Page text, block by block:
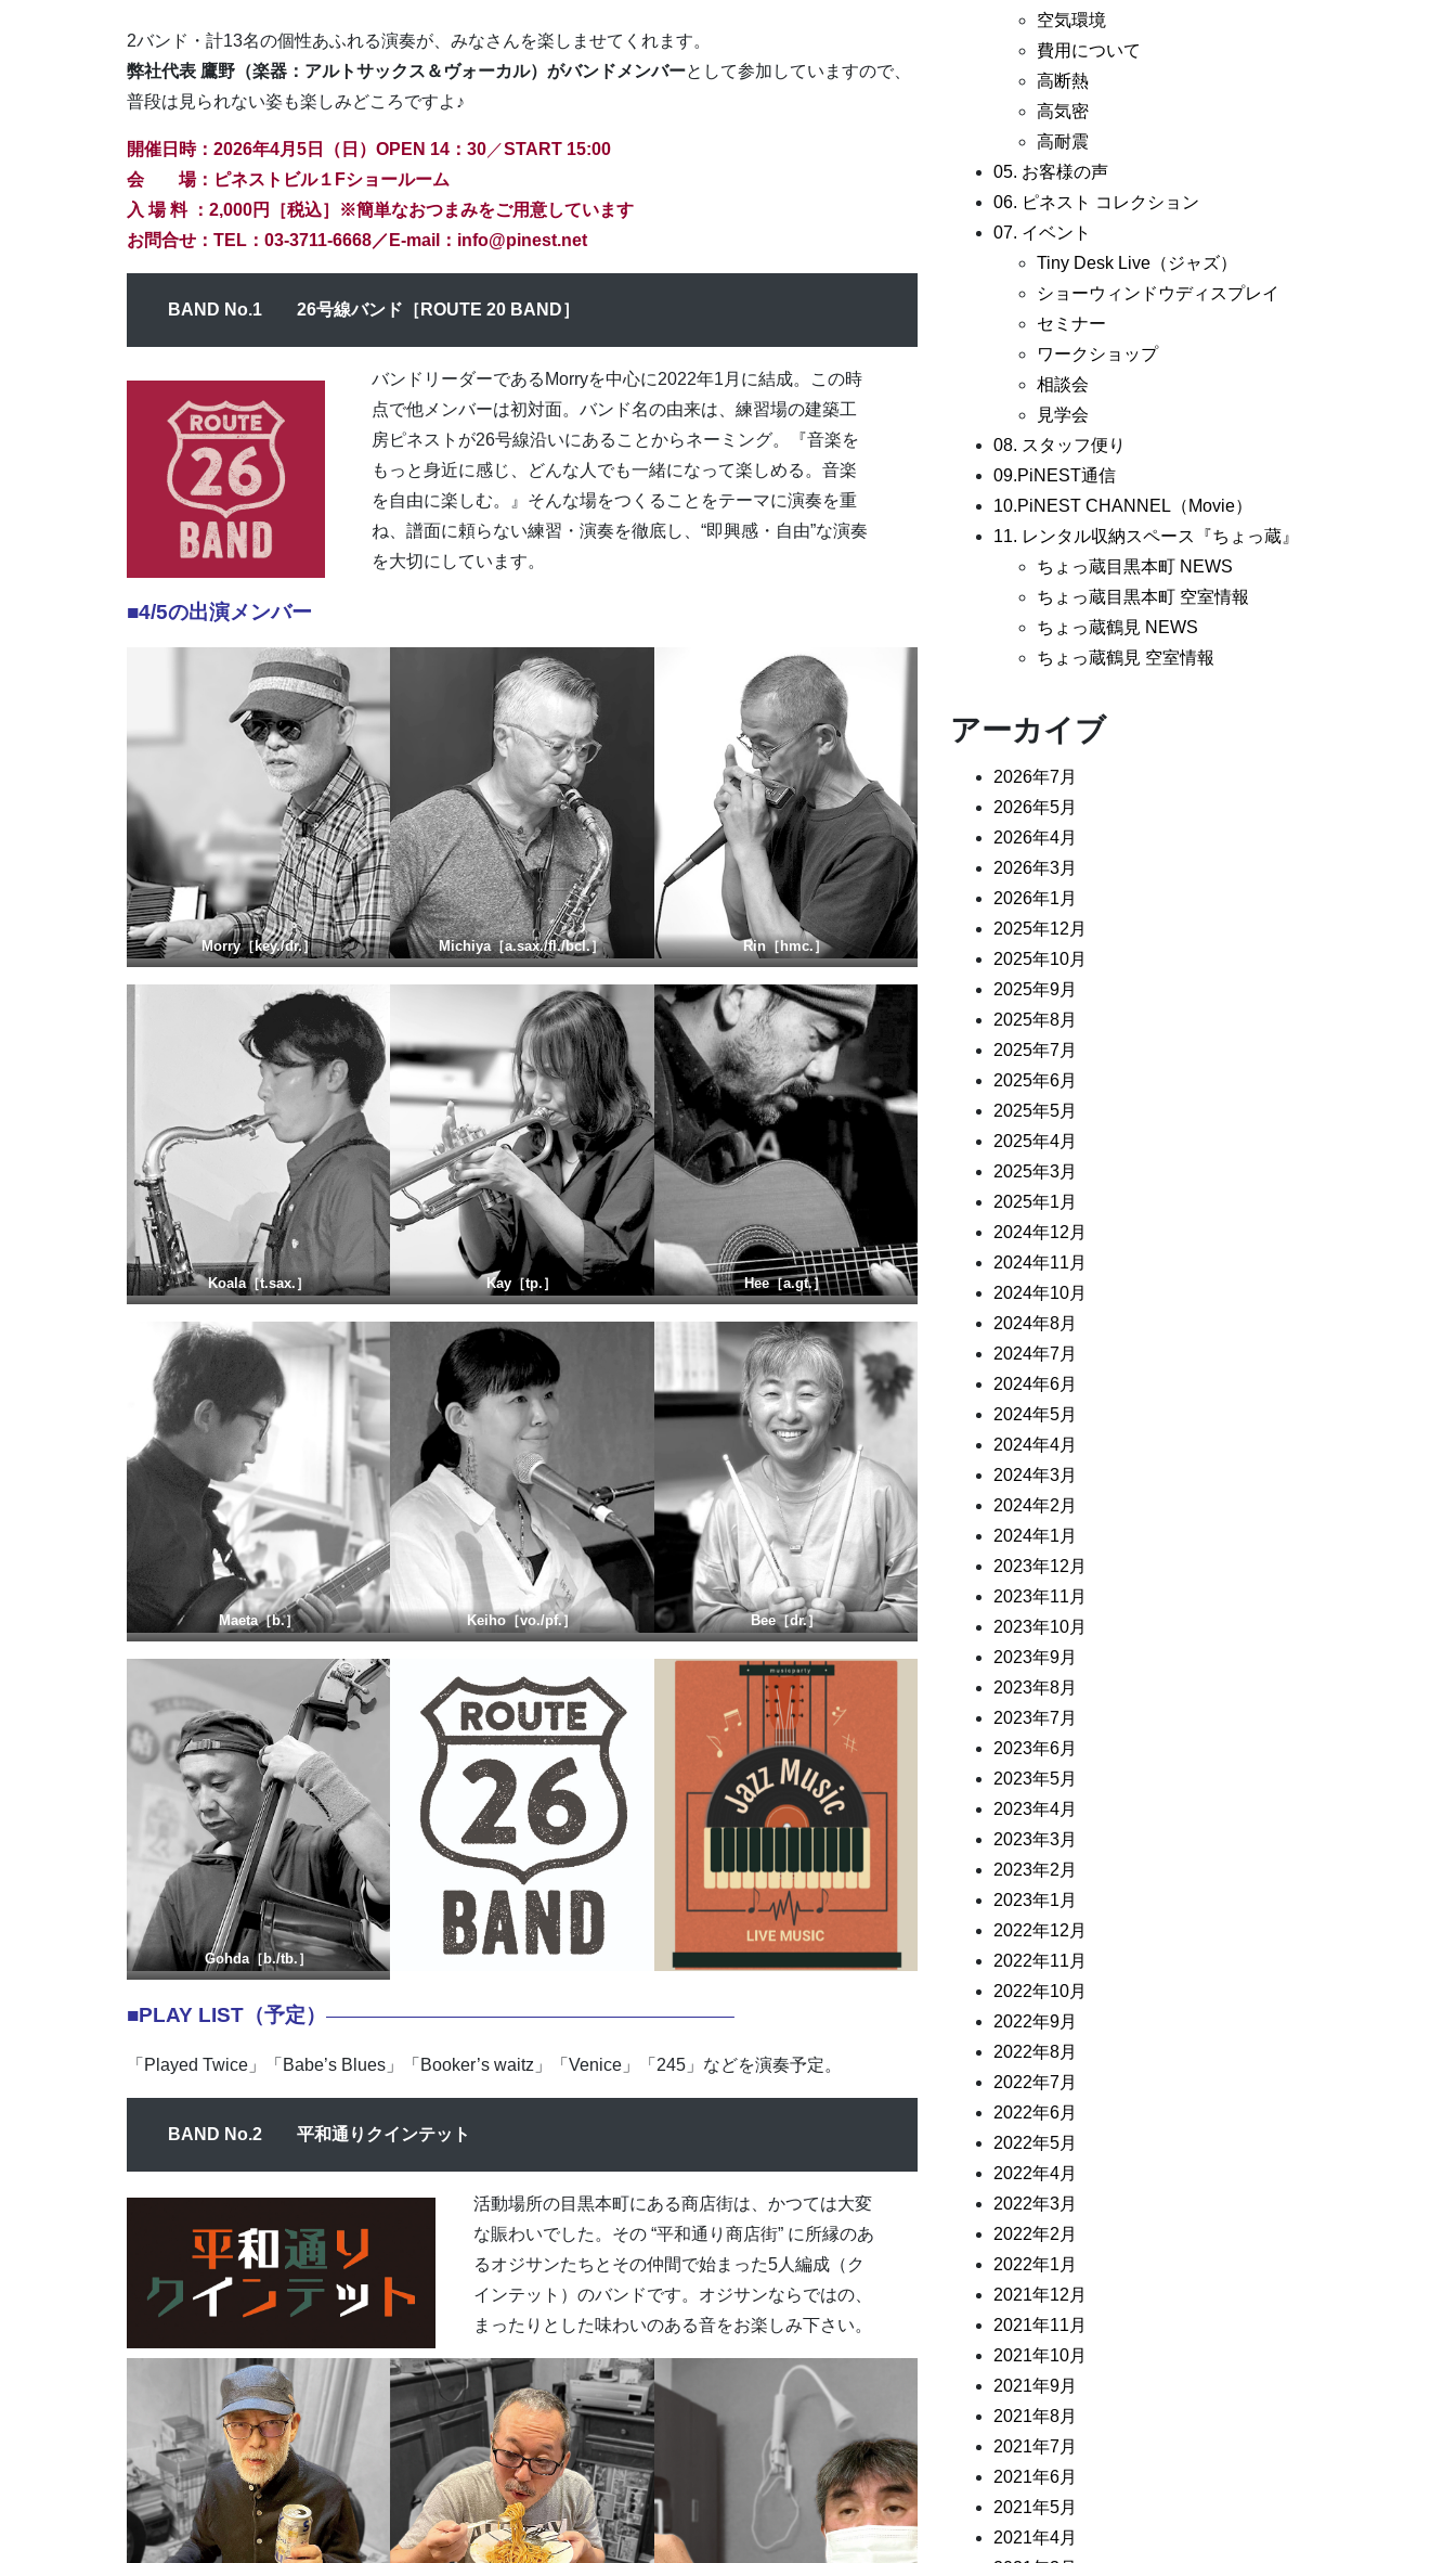
2バンド・計13名の個性あふれる演奏が、みなさんを楽しませてくれます。
弊社代表 鷹野（楽器：アルトサックス＆ヴォーカル）がバンドメンバーとして参加していますので、
普段は見られない姿も楽しみどころですよ♪
開催日時：2026年4月5日（日）OPEN 14：30／START 15:00
会 場：ピネストビル１Fショールーム
入 場 料 ：2,000円［税込］※簡単なおつまみをご用意しています
お問合せ：TEL：03-3711-6668／E-mail：info@pinest.net
BAND No.1 26号線バンド［ROUTE 20 BAND］
バンドリーダーであるMorryを中心に2022年1月に結成。この時
点で他メンバーは初対面。バンド名の由来は、練習場の建築工
房ピネストが26号線沿いにあることからネーミング。『音楽を
もっと身近に感じ、どんな人でも一緒になって楽しめる。音楽
を自由に楽しむ。』そんな場をつくることをテーマに演奏を重
ね、譜面に頼らない練習・演奏を徹底し、“即興感・自由”な演奏
を大切にしています。
■4/5の出演メンバー
Morry［key./dr.］ Michiya［a.sax./fl./bcl.］ Rin［hmc.］
Koala［t.sax.］ Kay ［tp.］ Hee［a.gt.］
Maeta［b.］ Keiho［vo./pf.］ Bee［dr.］
Gohda［b./tb.］
■PLAY LIST（予定） ———————————————————————–
「Played Twice」「Babe’s Blues」「Booker’s waitz」「Venice」「245」などを演奏予定。
BAND No.2 平和通りクインテット
活動場所の目黒本町にある商店街は、かつては大変
な賑わいでした。その “平和通り商店街” に所縁のあ
るオジサンたちとその仲間で始まった5人編成（ク
インテット）のバンドです。オジサンならではの、
まったりとした味わいのある音をお楽しみ下さい。
空気環境
費用について
高断熱
高気密
高耐震
05. お客様の声
06. ピネスト コレクション
07. イベント
Tiny Desk Live（ジャズ）
ショーウィンドウディスプレイ
セミナー
ワークショップ
相談会
見学会
08. スタッフ便り
09.PiNEST通信
10.PiNEST CHANNEL（Movie）
11. レンタル収納スペース『ちょっ蔵』
ちょっ蔵目黒本町 NEWS
ちょっ蔵目黒本町 空室情報
ちょっ蔵鶴見 NEWS
ちょっ蔵鶴見 空室情報
アーカイブ
2026年7月
2026年5月
2026年4月
2026年3月
2026年1月
2025年12月
2025年10月
2025年9月
2025年8月
2025年7月
2025年6月
2025年5月
2025年4月
2025年3月
2025年1月
2024年12月
2024年11月
2024年10月
2024年8月
2024年7月
2024年6月
2024年5月
2024年4月
2024年3月
2024年2月
2024年1月
2023年12月
2023年11月
2023年10月
2023年9月
2023年8月
2023年7月
2023年6月
2023年5月
2023年4月
2023年3月
2023年2月
2023年1月
2022年12月
2022年11月
2022年10月
2022年9月
2022年8月
2022年7月
2022年6月
2022年5月
2022年4月
2022年3月
2022年2月
2022年1月
2021年12月
2021年11月
2021年10月
2021年9月
2021年8月
2021年7月
2021年6月
2021年5月
2021年4月